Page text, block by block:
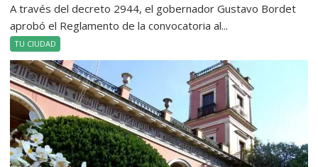
A través del decreto 2944, el gobernador Gustavo Bordet
aprobó el Reglamento de la convocatoria al...
TU CIUDAD